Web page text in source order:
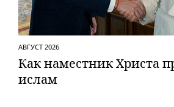
АВГУСТ 2026
Как наместник Христа
ислам